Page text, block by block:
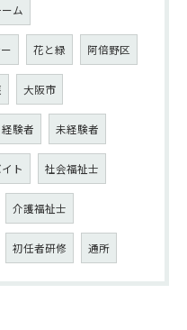
ム
花と緑 阿倍野区
大阪市
経験者 未経験者
ト 社会福祉士
介護福祉士
初任者研修 通所